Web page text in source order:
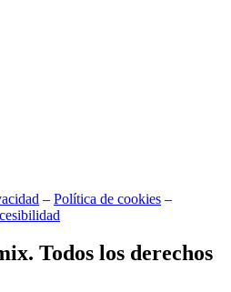
– Política de cookies –
Todos los derechos